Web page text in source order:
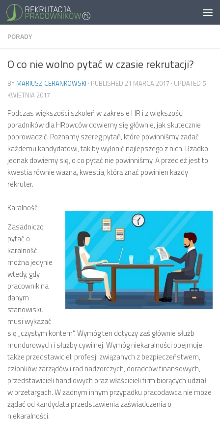
PORADY
O co nie wolno pytać w czasie rekrutacji?
BY MARIUSZ CERANKOWSKI · PUBLISHED 21 MARCA 2017 · UPDATED 5
KWIETNIA 2017
Podczas większości szkoleń w zakresie HR i z większości
poradników dla HRowców dowiemy się głównie, jak skutecznie
poprowadzić. Poznamy szereg pytań, które powinniśmy zadać
każdemu kandydatowi, tak by wyłonić najlepszego z nich. Rzadko
jednak dowiemy się, o co pytać nie powinniśmy. A przecież jest to
kwestia równie ważna, kwestia, którą znać powinien każdy
rekruter.
Karalność
Zasadniczo
pytać o
karalność
można jedynie
wtedy, gdy
pracownik na
danym
stanowisku
musi wykazać
się „czystym kontem”. Wymóg ten dotyczy zaś głównie służb
mundurowych i służby cywilnej. Wymóg niekaralności obejmuje
także przedstawicieli profesji związanych z bezpieczeństwem,
członków zarządów i rad nadzorczych, doradców finansowych,
przedstawicieli handlowych oraz właścicieli firm biorących udział
w przetargach. W żadnym innym przypadku pracodawca nie może
żądać od kandydata przedstawienia zaświadczenia o
niekaralności.